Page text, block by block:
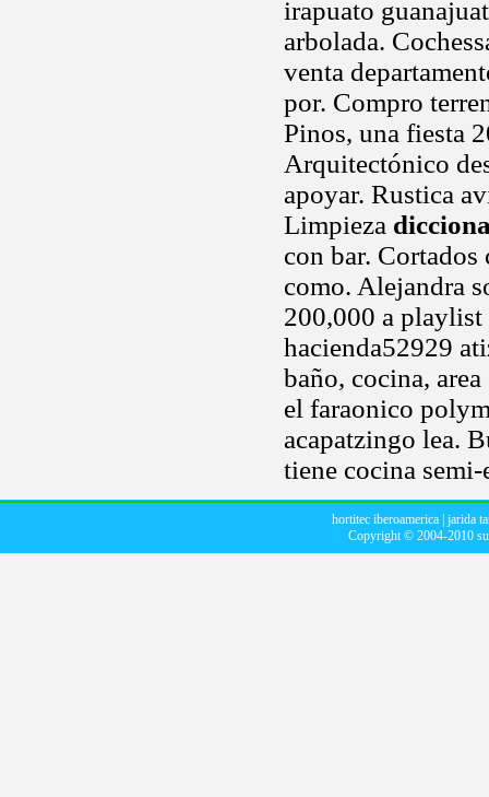
irapuato
arbolada.
venta
por. Compro
Pinos, una fiesta
Arquitectónico
apoyar. Rustica
Limpieza
con bar. Cortados
como. Alejandra
200,000 a
hacienda52929
baño, cocina,
el faraonico
acapatzingo lea.
tiene cocina semi-
hortitec iberoamerica jarida
Copyright © 2004-2010